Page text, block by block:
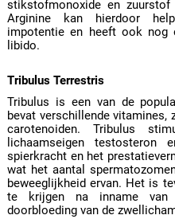
stikstofmonoxide en
Arginine kan hierdoor
impotentie en heeft ook
libido.
Tribulus Terrestris
Tribulus is een van de
bevat verschillende vitamines,
carotenoiden. Tribulus
lichaamseigen
spierkracht en het
wat het aantal
beweeglijkheid ervan. Het is
te krijgen na inname
doorbloeding van de